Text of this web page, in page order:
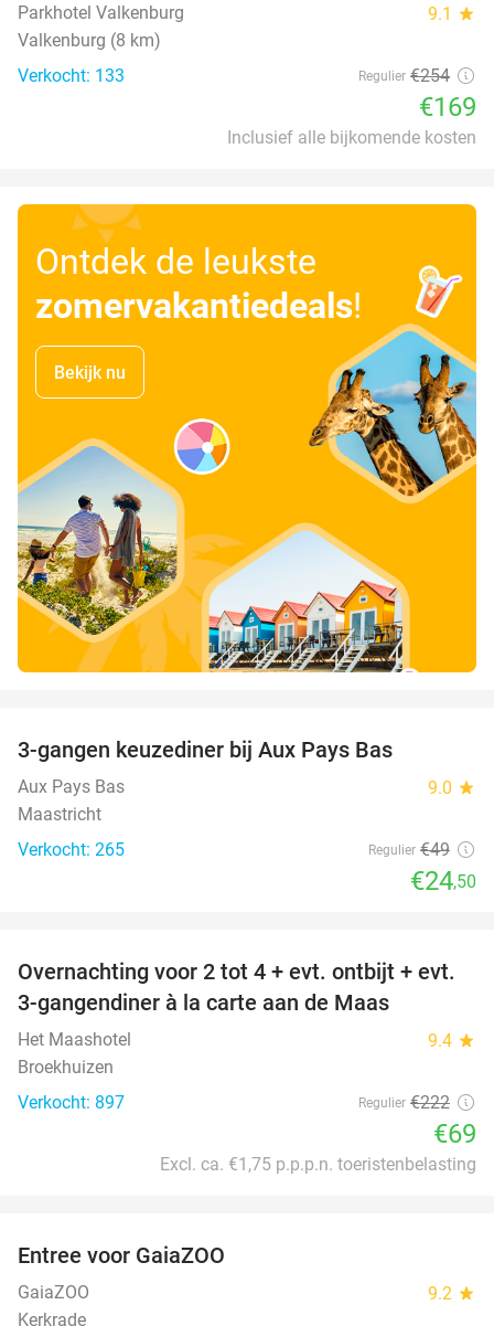
Parkhotel Valkenburg 9.1 star
Valkenburg (8 km)
Verkocht: 133
Regulier €254
€169
Inclusief alle bijkomende kosten
Ontdek de leukste
zomervakantiedeals!
Bekijk nu
3-gangen keuzediner bij Aux Pays Bas
Aux Pays Bas 9.0 star
Maastricht
Verkocht: 265
Regulier €49
€24,50
69%
Overnachting voor 2 tot 4 + evt. ontbijt + evt.
3-gangendiner à la carte aan de Maas
Het Maashotel 9.4 star
Broekhuizen
Verkocht: 897
Regulier €222
€69
Excl. ca. €1,75 p.p.p.n. toeristenbelasting
Entree voor GaiaZOO
GaiaZOO 9.2 star
Kerkrade